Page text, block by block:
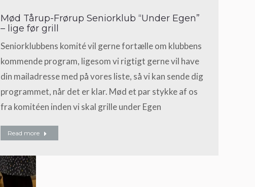
Mød Tårup-Frørup Seniorklub “Under Egen”
– lige før grill
Seniorklubbens komité vil gerne fortælle om klubbens
kommende program, ligesom vi rigtigt gerne vil have
din mailadresse med på vores liste, så vi kan sende dig
programmet, når det er klar. Mød et par stykke af os
fra komitéen inden vi skal grille under Egen
Read more